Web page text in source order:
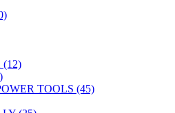
(12)
TOOLS (45)